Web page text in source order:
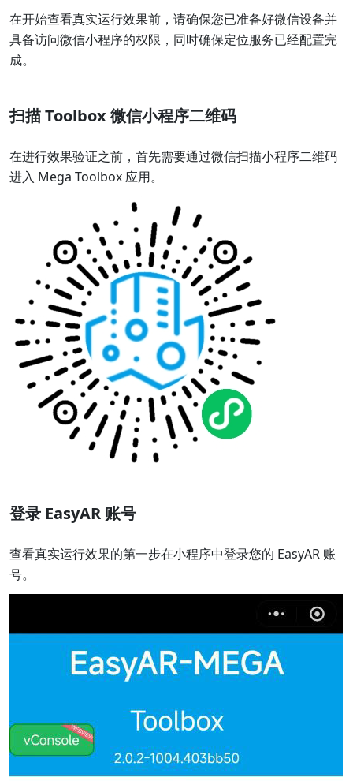
在开始查看真实运行效果前，请确保您已准备好微信设备并
具备访问微信小程序的权限，同时确保定位服务已经配置完
成。
扫描 Toolbox 微信小程序二维码
在进行效果验证之前，首先需要通过微信扫描小程序二维码
进入 Mega Toolbox 应用。
登录 EasyAR 账号
查看真实运行效果的第一步在小程序中登录您的 EasyAR 账
号。